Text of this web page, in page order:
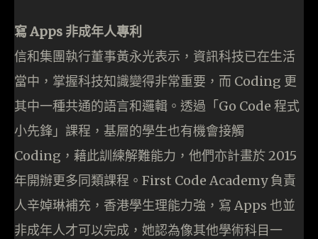
寫 Apps 非成年人專利
信和集團執行董事黃永光表示，資訊科技已在生活
當中，掌握科技知識變得非常重要，而 Coding 更
其中一種共通的語言和邏輯。透過「Go Code 程式
小先鋒」課程，基層的學生也有機會接觸
Coding，藉此訓練解難能力，他們亦計畫於 2015
年開辦更多同類課程。First Code Academy 負責
人辛婥琳補充，香港學生理能力強，寫 Apps 也並
非成年人才可以完成，她認為像其他學術科目一